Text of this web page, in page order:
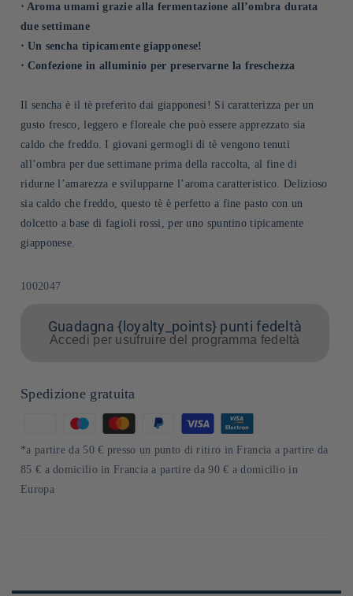
⋅ Aroma umami grazie alla fermentazione all’ombra durata
due settimane
⋅ Un sencha tipicamente giapponese!
⋅ Confezione in alluminio per preservarne la freschezza
Il sencha è il tè preferito dai giapponesi! Si caratterizza per un
gusto fresco, leggero e floreale che può essere apprezzato sia
caldo che freddo. I giovani germogli di tè vengono tenuti
all’ombra per due settimane prima della raccolta, al fine di
ridurne l’amarezza e svilupparne l’aroma caratteristico. Delizioso
sia caldo che freddo, questo tè è perfetto a fine pasto con un
dolcetto a base di fagioli rossi, per uno spuntino tipicamente
giapponese.
SKU:
1002047
Guadagna {loyalty_points} punti fedeltà
Accedi per usufruire del programma fedeltà
Spedizione gratuita
di
pagamento
*a partire da 50 € presso un punto di ritiro in Francia a partire da
85 € a domicilio in Francia a partire da 90 € a domicilio in
Europa